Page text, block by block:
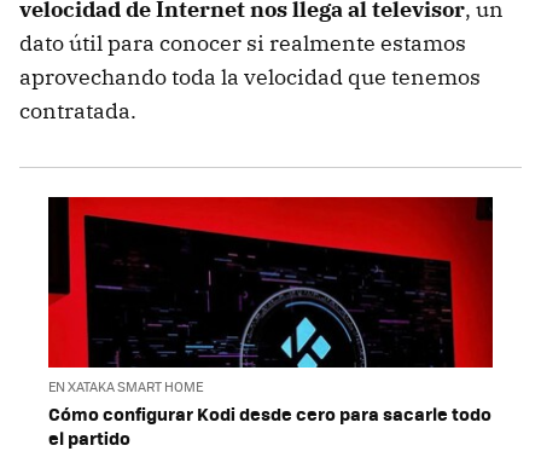
velocidad de Internet nos llega al televisor, un
dato útil para conocer si realmente estamos
aprovechando toda la velocidad que tenemos
contratada.
EN XATAKA SMART HOME
Cómo configurar Kodi desde cero para sacarle todo
el partido